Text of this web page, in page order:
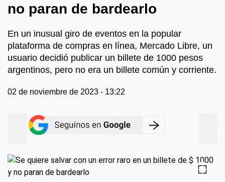
no paran de bardearlo
En un inusual giro de eventos en la popular
plataforma de compras en línea, Mercado Libre, un
usuario decidió publicar un billete de 1000 pesos
argentinos, pero no era un billete común y corriente.
02 de noviembre de 2023 - 13:22